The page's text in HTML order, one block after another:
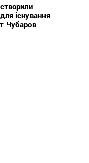
існування
Чубаров